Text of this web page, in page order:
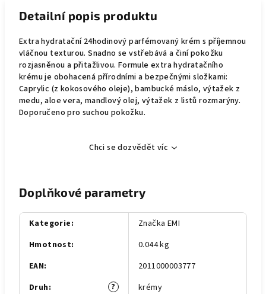
Detailní popis produktu
Extra hydratační 24hodinový parfémovaný krém s příjemnou
vláčnou texturou. Snadno se vstřebává a činí pokožku
rozjasněnou a přitažlivou. Formule extra hydratačního
krému je obohacená přírodními a bezpečnými složkami:
Caprylic (z kokosového oleje), bambucké máslo, výtažek z
medu, aloe vera, mandlový olej, výtažek z listů rozmarýny.
Doporučeno pro suchou pokožku.
Chci se dozvědět víc
Doplňkové parametry
Kategorie:
Značka EMI
Hmotnost:
0.044 kg
EAN:
2011000003777
?
Druh:
krémy